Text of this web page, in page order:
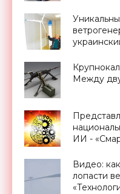
Между
ИИ -
Видео:
лопасти